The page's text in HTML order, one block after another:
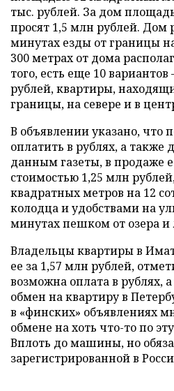
тыс. рублей. За дом
просят 1,5 млн рублей. Дом
минутах езды от границы
300 метрах от дома
того, есть еще 10
рублей, квартиры,
границы, на севере и в
В объявлении указано, что
оплатить в рублях, а также
данным газеты, в продаже
стоимостью 1,25 млн
квадратных метров на 12
колодца и удобствами на
минутах пешком от озера и
Владельцы квартиры в
ее за 1,57 млн рублей,
возможна оплата в рублях,
обмен на квартиру в
в «финских» объявлениях
обмене на хоть что-то по
Вплоть до машины, но
зарегистрированной в